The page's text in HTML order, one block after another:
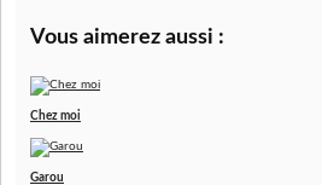
Vous aimerez aussi :
Chez moi
Garou